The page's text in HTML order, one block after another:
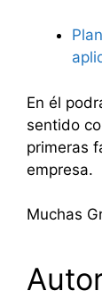
En él
sentido
primeras
empresa.
Muchas